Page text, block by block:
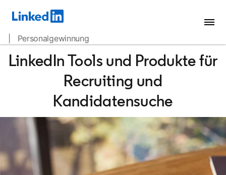
| Personalgewinnung
LinkedIn Tools und Produkte für
Recruiting und
Kandidatensuche